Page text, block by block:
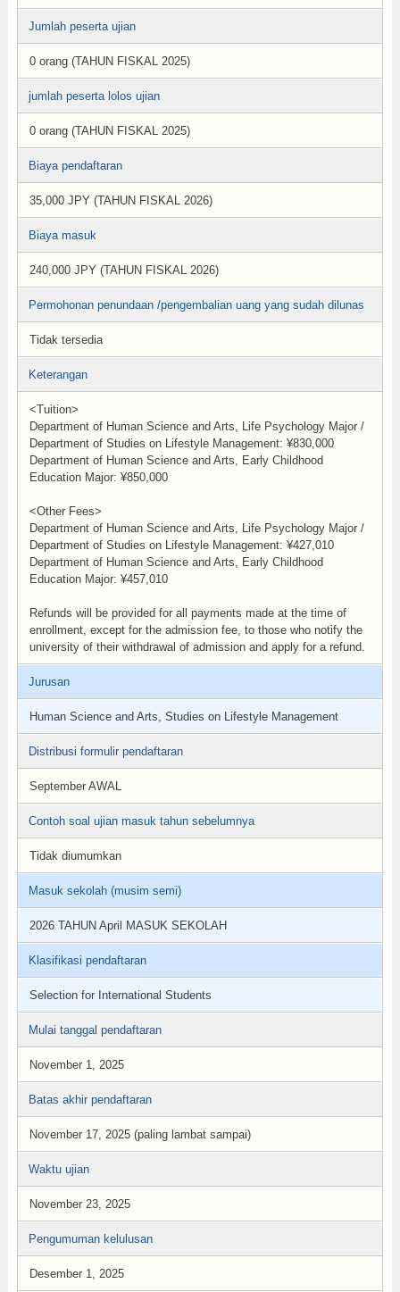
Jumlah peserta ujian
0 orang (TAHUN FISKAL 2025)
jumlah peserta lolos ujian
0 orang (TAHUN FISKAL 2025)
Biaya pendaftaran
35,000 JPY (TAHUN FISKAL 2026)
Biaya masuk
240,000 JPY (TAHUN FISKAL 2026)
Permohonan penundaan /pengembalian uang yang sudah dilunas
Tidak tersedia
Keterangan
<Tuition>
Department of Human Science and Arts, Life Psychology Major /
Department of Studies on Lifestyle Management: ¥830,000
Department of Human Science and Arts, Early Childhood
Education Major: ¥850,000
<Other Fees>
Department of Human Science and Arts, Life Psychology Major /
Department of Studies on Lifestyle Management: ¥427,010
Department of Human Science and Arts, Early Childhood
Education Major: ¥457,010
Refunds will be provided for all payments made at the time of
enrollment, except for the admission fee, to those who notify the
university of their withdrawal of admission and apply for a refund.
Jurusan
Human Science and Arts, Studies on Lifestyle Management
Distribusi formulir pendaftaran
September AWAL
Contoh soal ujian masuk tahun sebelumnya
Tidak diumumkan
Masuk sekolah (musim semi)
2026 TAHUN April MASUK SEKOLAH
Klasifikasi pendaftaran
Selection for International Students
Mulai tanggal pendaftaran
November 1, 2025
Batas akhir pendaftaran
November 17, 2025 (paling lambat sampai)
Waktu ujian
November 23, 2025
Pengumuman kelulusan
Desember 1, 2025